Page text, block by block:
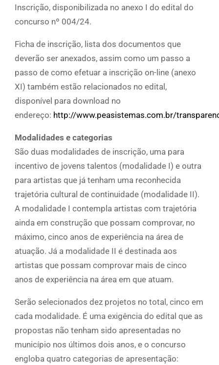
Inscrição, disponibilizada no anexo I do edital do
concurso nº 004/24.
Ficha de inscrição, lista dos documentos que
deverão ser anexados, assim como um passo a
passo de como efetuar a inscrição on-line (anexo
XI) também estão relacionados no edital,
disponível para download no
endereço: http://www.peasistemas.com.br/
Modalidades e categorias
São duas modalidades de inscrição, uma para
incentivo de jovens talentos (modalidade I) e outra
para artistas que já tenham uma reconhecida
trajetória cultural de continuidade (modalidade II).
A modalidade I contempla artistas com trajetória
ainda em construção que possam comprovar, no
máximo, cinco anos de experiência na área de
atuação. Já a modalidade II é destinada aos
artistas que possam comprovar mais de cinco
anos de experiência na área em que atuam.
Serão selecionados dez projetos no total, cinco em
cada modalidade. É uma exigência do edital que as
propostas não tenham sido apresentadas no
município nos últimos dois anos, e o concurso
engloba quatro categorias de apresentação: